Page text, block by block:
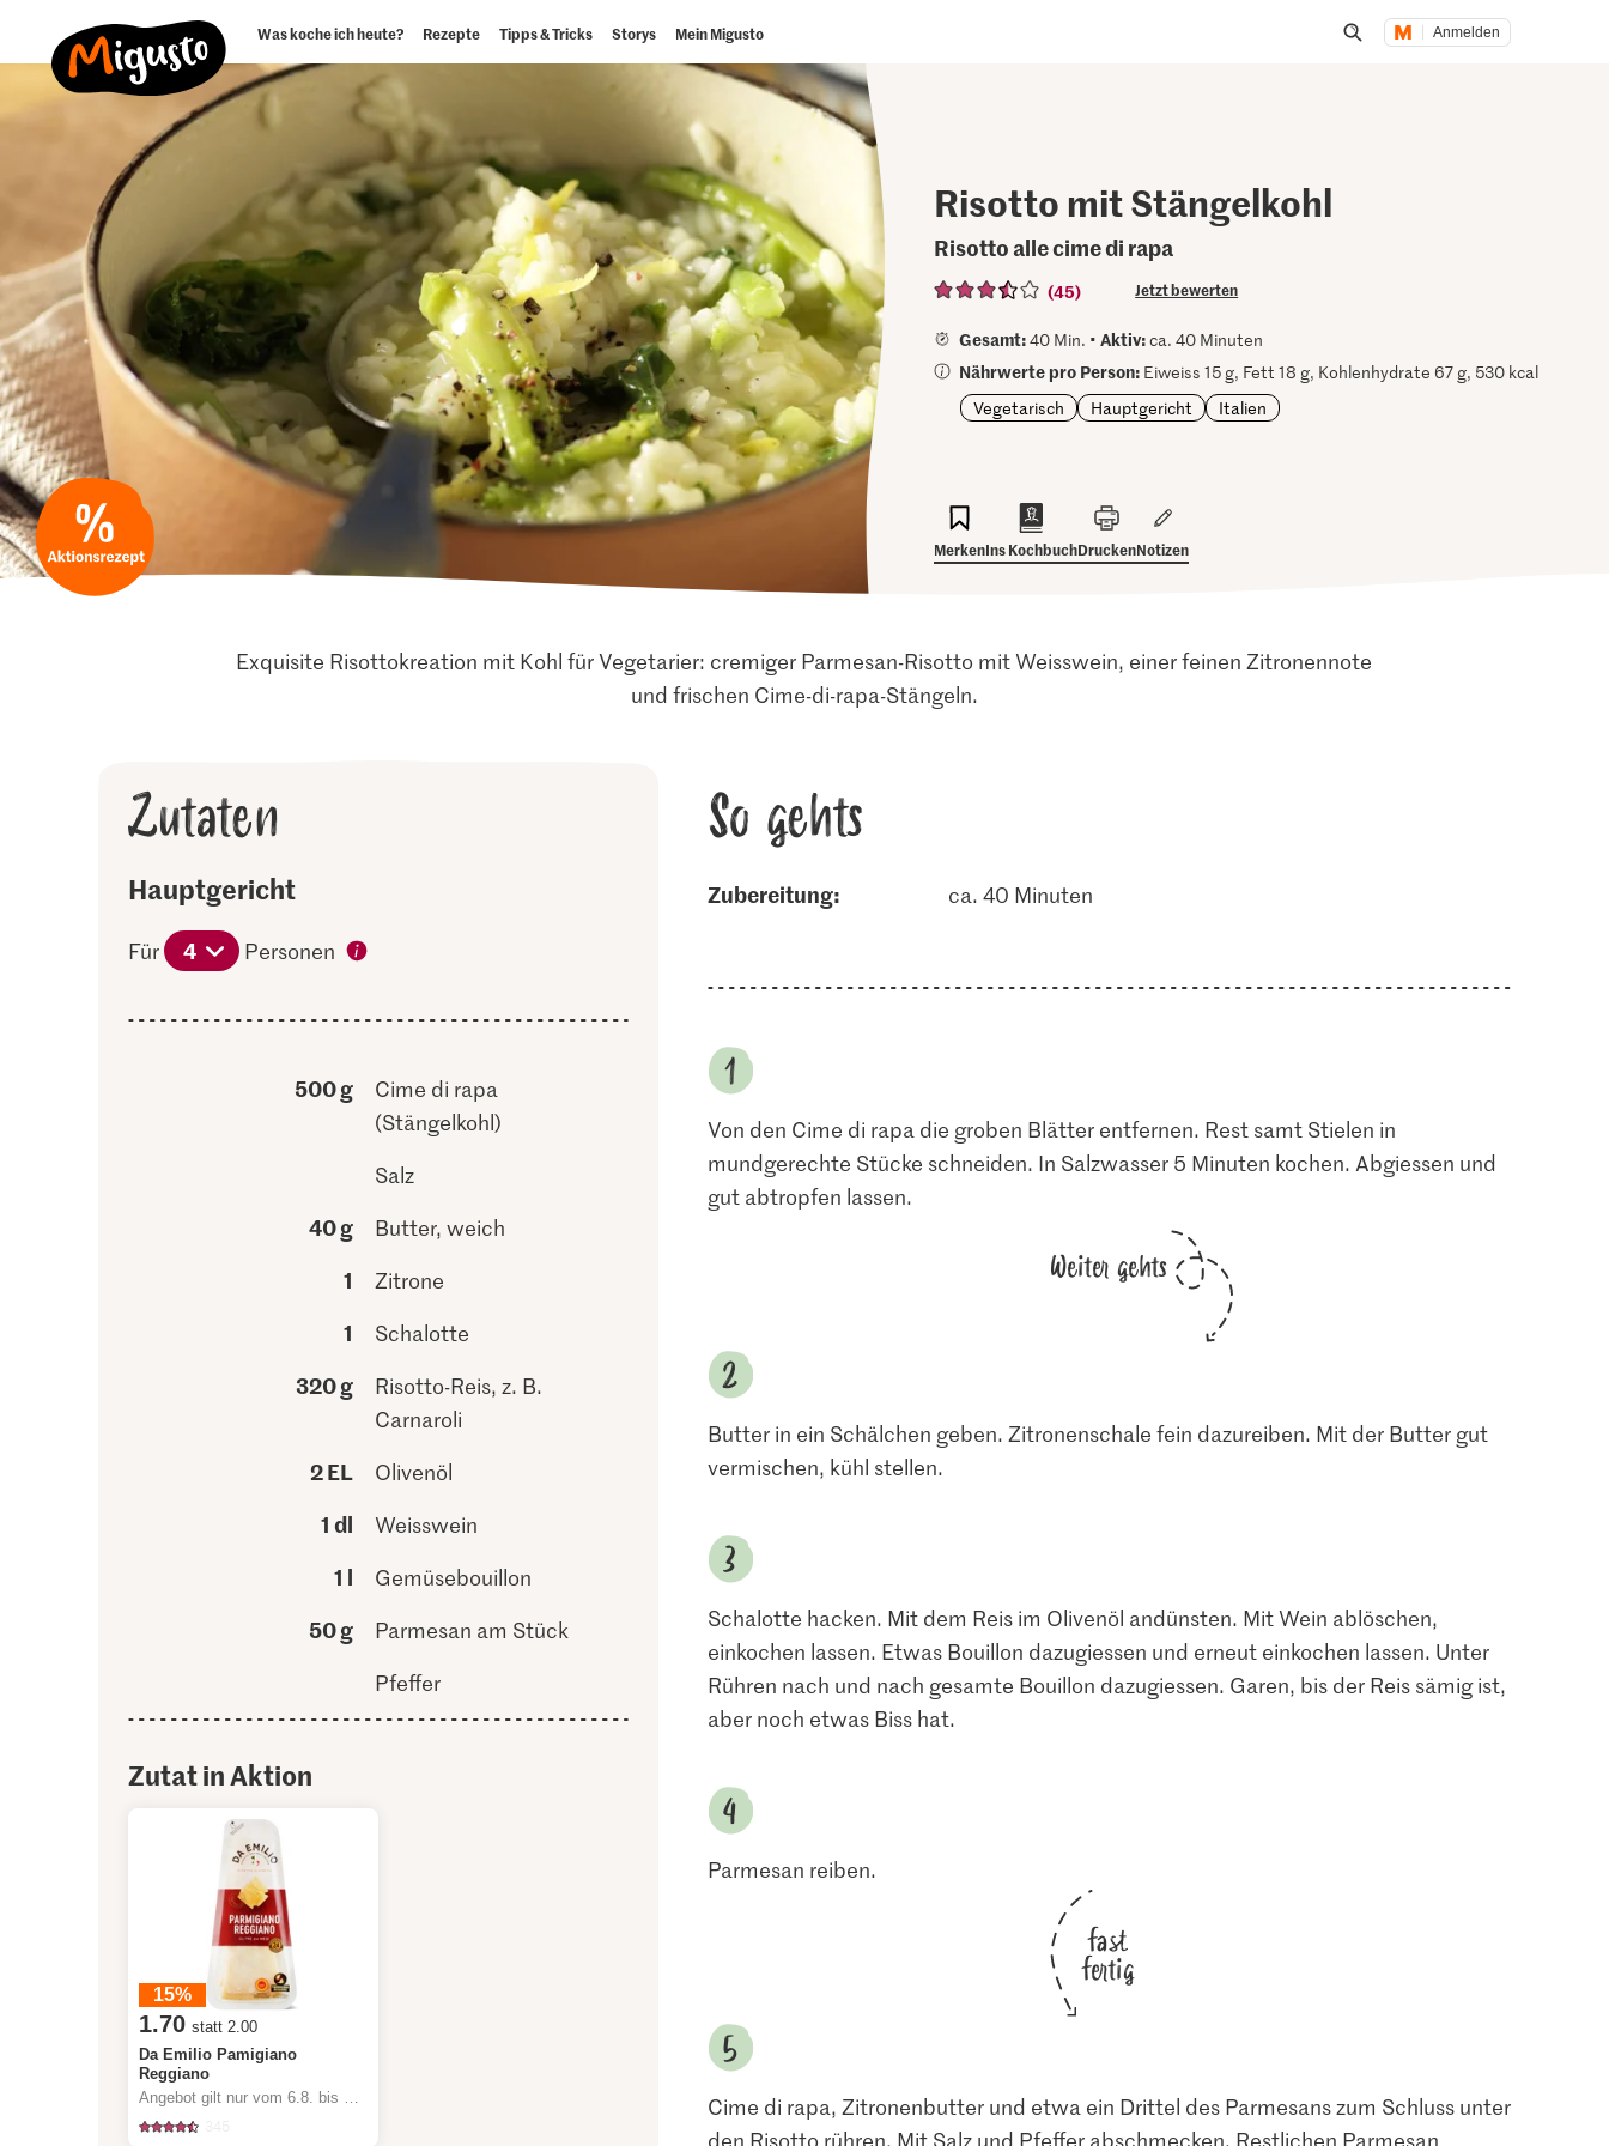
Was koche ich heute? Rezepte Tipps & Tricks Storys Mein Migusto Anmelden
Risotto mit Stängelkohl
Risotto alle cime di rapa
(45) Jetzt bewerten
Gesamt:40 Min. •Aktiv:ca. 40 Minuten
Nährwerte pro Person: Eiweiss 15 g, Fett 18 g, Kohlenhydrate 67 g, 530 kcal
Vegetarisch
Hauptgericht Italien
MerkenIns KochbuchDruckenNotizen
Exquisite Risottokreation mit Kohl für Vegetarier: cremiger Parmesan-Risotto mit Weisswein, einer feinen Zitronennote
und frischen Cime-di-rapa-Stängeln.
Zutaten
Hauptgericht
Für 4 Personen
500 g
Cime di rapa
(Stängelkohl)
Salz
40 g Butter, weich
1 Zitrone
1 Schalotte
320 g
Risotto-Reis, z. B.
Carnaroli
2 EL Olivenöl
1 dl Weisswein
1 l Gemüsebouillon
50 g
Parmesan am Stück
Pfeffer
Zutat in Aktion
15%
1.70 statt 2.00
Da Emilio Pamigiano
Reggiano
So gehts
Zubereitung: ca. 40 Minuten
Von den Cime di rapa die groben Blätter entfernen. Rest samt Stielen in
mundgerechte Stücke schneiden. In Salzwasser 5 Minuten kochen. Abgiessen und
gut abtropfen lassen.
Weiter gehts
Butter in ein Schälchen geben. Zitronenschale fein dazureiben. Mit der Butter gut
vermischen, kühl stellen.
Schalotte hacken. Mit dem Reis im Olivenöl andünsten. Mit Wein ablöschen,
einkochen lassen. Etwas Bouillon dazugiessen und erneut einkochen lassen. Unter
Rühren nach und nach gesamte Bouillon dazugiessen. Garen, bis der Reis sämig ist,
aber noch etwas Biss hat.
Parmesan reiben.
fast
fertig
Cime di rapa, Zitronenbutter und etwa ein Drittel des Parmesans zum Schluss unter
den Risotto rühren. Mit Salz und Pfeffer abschmecken. Restlichen Parmesan